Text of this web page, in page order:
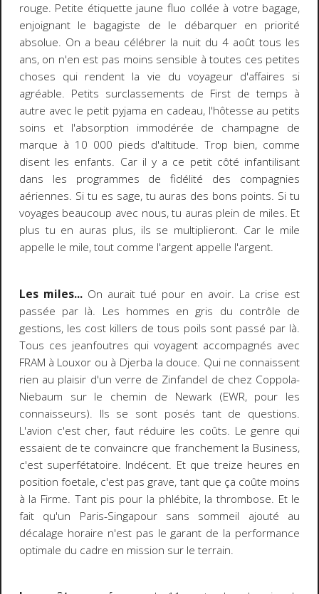
rouge. Petite étiquette jaune fluo collée à votre bagage,
enjoignant le bagagiste de le débarquer en priorité
absolue. On a beau célébrer la nuit du 4 août tous les
ans, on n'en est pas moins sensible à toutes ces petites
choses qui rendent la vie du voyageur d'affaires si
agréable. Petits surclassements de First de temps à
autre avec le petit pyjama en cadeau, l'hôtesse au petits
soins et l'absorption immodérée de champagne de
marque à 10 000 pieds d'altitude. Trop bien, comme
disent les enfants. Car il y a ce petit côté infantilisant
dans les programmes de fidélité des compagnies
aériennes. Si tu es sage, tu auras des bons points. Si tu
voyages beaucoup avec nous, tu auras plein de miles. Et
plus tu en auras plus, ils se multiplieront. Car le mile
appelle le mile, tout comme l'argent appelle l'argent.
Les miles...On aurait tué pour en avoir. La crise est
passée par là. Les hommes en gris du contrôle de
gestions, les cost killers de tous poils sont passé par là.
Tous ces jeanfoutres qui voyagent accompagnés avec
FRAM à Louxor ou à Djerba la douce. Qui ne connaissent
rien au plaisir d'un verre de Zinfandel de chez Coppola-
Niebaum sur le chemin de Newark (EWR, pour les
connaisseurs). Ils se sont posés tant de questions.
L'avion c'est cher, faut réduire les coûts. Le genre qui
essaient de te convaincre que franchement la Business,
c'est superfétatoire. Indécent. Et que treize heures en
position foetale, c'est pas grave, tant que ça coûte moins
à la Firme. Tant pis pour la phlébite, la thrombose. Et le
fait qu'un Paris-Singapour sans sommeil ajouté au
décalage horaire n'est pas le garant de la performance
optimale du cadre en mission sur le terrain.